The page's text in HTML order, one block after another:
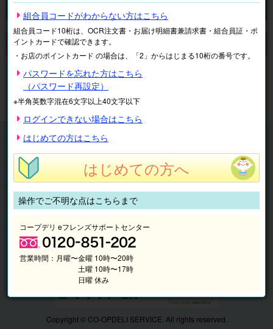
申し訳ございません。 現在、該当商品は、お取扱いしておりません。
マイページ 注文履歴
抽選結果
請求内容
チケット
くらしのサービス
このサイトの使い方
マイページ
Copyright © CO-OPDELI SERVICE. All rights reserved.
組合員コードがわからない方はこちら
組合員コード10桁は、OCR注文書・お届け明細書兼請求書・組合員証・ポ
イントカードで確認できます。
・お店のポイントカード の場合は、「2」からはじまる10桁の番号です。
パスワードを忘れた方はこちら
（パスワード再設定）
※半角英数字混在6文字以上40文字以下
ログインできない場合はこちら
はじめての方はこちら
はじめての方へ
操作でご不明な点はこちらまで
コープデリ eフレンズサポートセンター
営業時間： 月曜〜金曜 10時〜20時
土曜 10時〜17時
日曜 休み